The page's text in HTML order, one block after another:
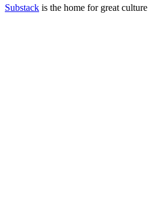
Substack is the home for great culture